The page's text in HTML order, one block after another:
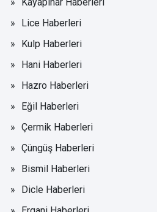
Lice Haberleri
Kulp Haberleri
Hani Haberleri
Hazro Haberleri
Eğil Haberleri
Çermik Haberleri
Çüngüş Haberleri
Bismil Haberleri
Dicle Haberleri